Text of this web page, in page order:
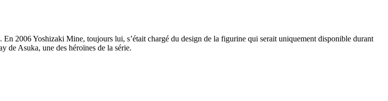
2006 Yoshizaki Mine, toujours lui, s’était chargé du design de la figurine qui serait uniquement disponible durant
de Asuka, une des héroïnes de la série.